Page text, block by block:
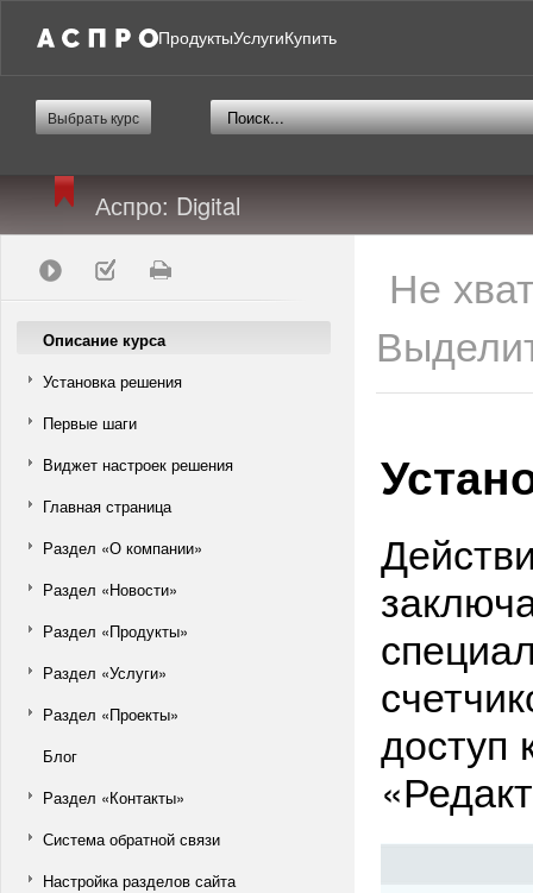
ПродуктыУслугиКупить
Выбрать курс
Аспро: Digital
Описание курса
Установка решения
Первые шаги
Виджет настроек решения
Главная страница
Раздел «О компании»
Раздел «Новости»
Раздел «Продукты»
Раздел «Услуги»
Раздел «Проекты»
Блог
Раздел «Контакты»
Система обратной связи
Настройка разделов сайта
Не
доступ